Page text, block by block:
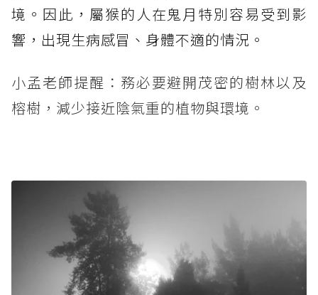
境。因此，屬猴的人在鬼月特別容易受到影
響，出現生病感冒、身體不適的情況。
小孟老師提醒：務必要避開茂密的樹林以及
榕樹，減少接近陰氣重的植物與環境。